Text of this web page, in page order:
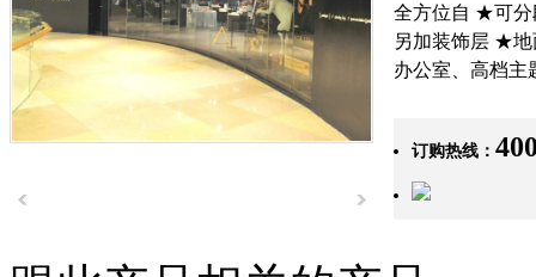
广东揭阳榕江大酒店
全方位自 ★可分
另加装饰层 ★
办公室、高档主
订购热线：